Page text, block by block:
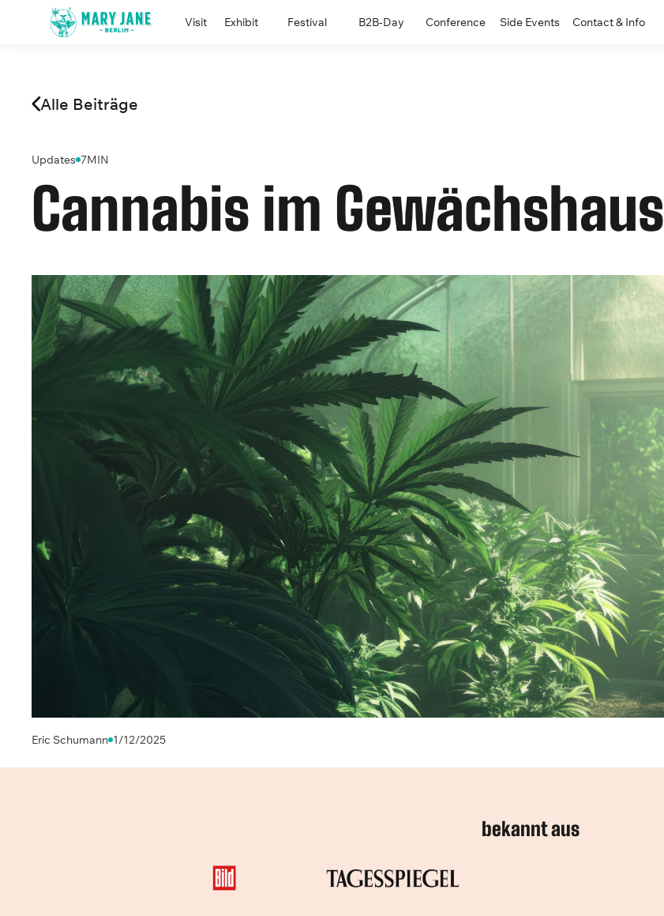
Visit Exhibit Festival B2B-Day Conference Side Events Contact & Info
Alle Beiträge
Updates 7MIN
Cannabis im Gewächshaus
Eric Schumann 1/12/2025
bekannt aus